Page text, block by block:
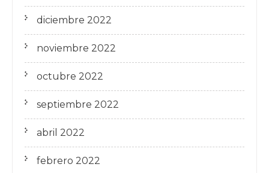
diciembre 2022
noviembre 2022
octubre 2022
septiembre 2022
abril 2022
febrero 2022